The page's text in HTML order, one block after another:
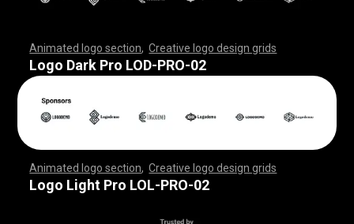
Animated logo section ,Creative logo design grids
,,,,,,,,,,,,,,,,,,,,,,,, ,,,,,,,,,,,,,,,,,,,,,,,,,,,,
,,,,,,,,,,,,,,,,,,,,,,,, ,,,,,,,,,,,,,,,,,,,,,
Logo Dark Pro LOD-PRO-02
Animated logo section ,Creative logo design grids
,,,,,,,,,,,,,,,,,,,,,,,, ,,,,,,,,,,,,,,,,,,,,,,,,,,,,
,,,,,,,,,,,,,,,,,,,,,,,, ,,,,,,,,,,,,,,,,,,,,,
Logo Light Pro LOL-PRO-02